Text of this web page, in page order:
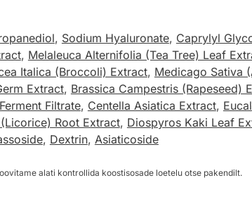
, Sodium Hyaluronate, Caprylyl
, Melaleuca Alternifolia (Tea Tree) Leaf
Italica (Broccoli) Extract, Medicago Sativa
Extract, Brassica Campestris (Rapeseed)
Filtrate, Centella Asiatica Extract,
Root Extract, Diospyros Kaki Leaf
, Dextrin, Asiaticoside
alati kontrollida koostisosade loetelu otse pakendilt.